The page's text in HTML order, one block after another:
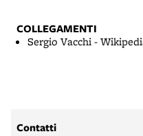
COLLEGAMENTI
Sergio Vacchi -
Contatti